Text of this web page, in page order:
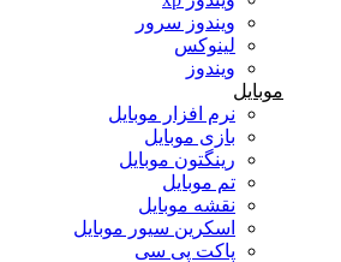
ویندوز سرور
لینوکس
ویندوز
موبایل
نرم افزار موبایل
بازی موبایل
رینگتون موبایل
تم موبایل
نقشه موبایل
اسکرین سیور موبایل
پاکت پی سی